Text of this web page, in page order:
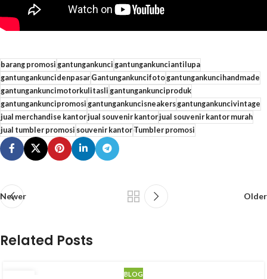
barang promosi gantungankunci gantungankunciantilupa
gantungankuncidenpasarGantungankuncifotogantungankuncihandmade
gantungankuncimotorkulitasli gantungankunciproduk
gantungankuncipromosi gantungankuncisneakersgantungankuncivintage
jual merchandise kantorjual souvenir kantorjual souvenir kantor murah
jual tumbler promosi souvenir kantorTumbler promosi
Newer Older
Related Posts
BLOG